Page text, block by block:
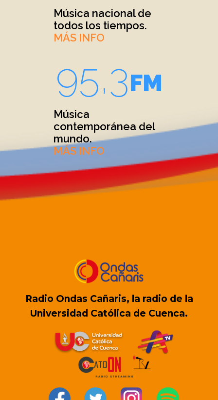
Música nacional de
todos los tiempos.
MÁS INFO
95,3FM
Música
contemporánea del
mundo.
MÁS INFO
Radio Ondas Cañaris, la radio de la
Universidad Católica de Cuenca.